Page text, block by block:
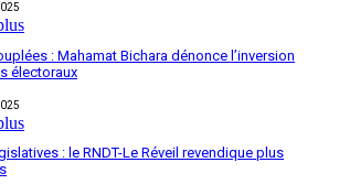
: Mahamat Bichara dénonce l’inversion
électoraux
: le RNDT-Le Réveil revendique plus